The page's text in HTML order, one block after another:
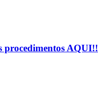
procedimentos AQUI!!